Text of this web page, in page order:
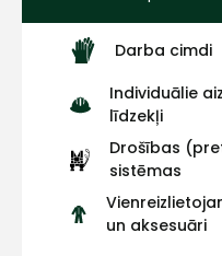
Darba cimdi
Individuālie
līdzekļi
Drošības
sistēmas
un aksesuāri